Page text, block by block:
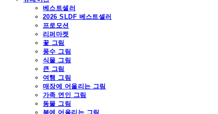
베스트셀러
2026 SLDF 베스트셀러
프로모션
리퍼마켓
꽃 그림
풍수 그림
식물 그림
큰 그림
여행 그림
매장에 어울리는 그림
가족 연인 그림
동물 그림
봄에 어울리는 그림